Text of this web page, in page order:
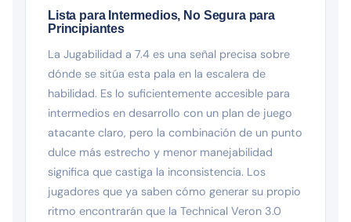
Lista para Intermedios, No Segura para
Principiantes
La Jugabilidad a 7.4 es una señal precisa sobre
dónde se sitúa esta pala en la escalera de
habilidad. Es lo suficientemente accesible para
intermedios en desarrollo con un plan de juego
atacante claro, pero la combinación de un punto
dulce más estrecho y menor manejabilidad
significa que castiga la inconsistencia. Los
jugadores que ya saben cómo generar su propio
ritmo encontrarán que la Technical Veron 3.0